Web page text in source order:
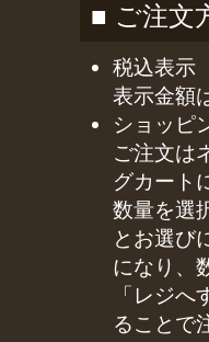
■ ご注文
税込表示
表示金額
ショッピ
ご注文は
グカート
数量を選
とお選び
になり、
「レジ
ることで